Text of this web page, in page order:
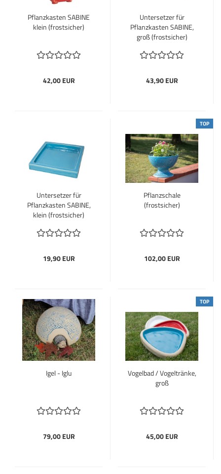
Pflanzkasten SABINE
klein (frostsicher)
42,00 EUR
Untersetzer für
Pflanzkasten SABINE,
groß (frostsicher)
43,90 EUR
Untersetzer für
Pflanzkasten SABINE,
klein (frostsicher)
19,90 EUR
TOP
Pflanzschale
(frostsicher)
102,00 EUR
Igel - Iglu
79,00 EUR
TOP
Vogelbad / Vogeltränke,
groß
45,00 EUR